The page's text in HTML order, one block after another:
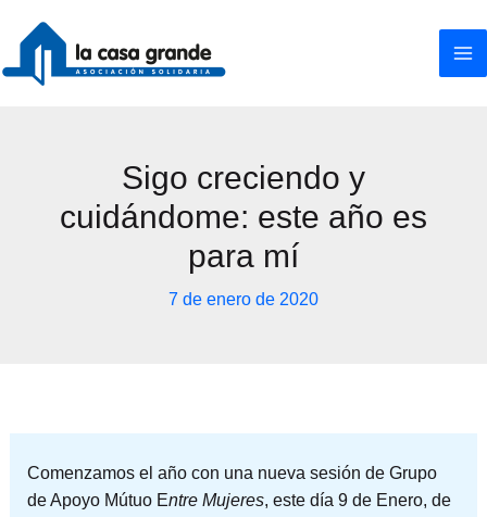
contenido
Sigo creciendo y
cuidándome: este año es
para mí
7 de enero de 2020
Comenzamos el año con una nueva sesión de Grupo
de Apoyo Mútuo Entre Mujeres, este día 9 de Enero, de